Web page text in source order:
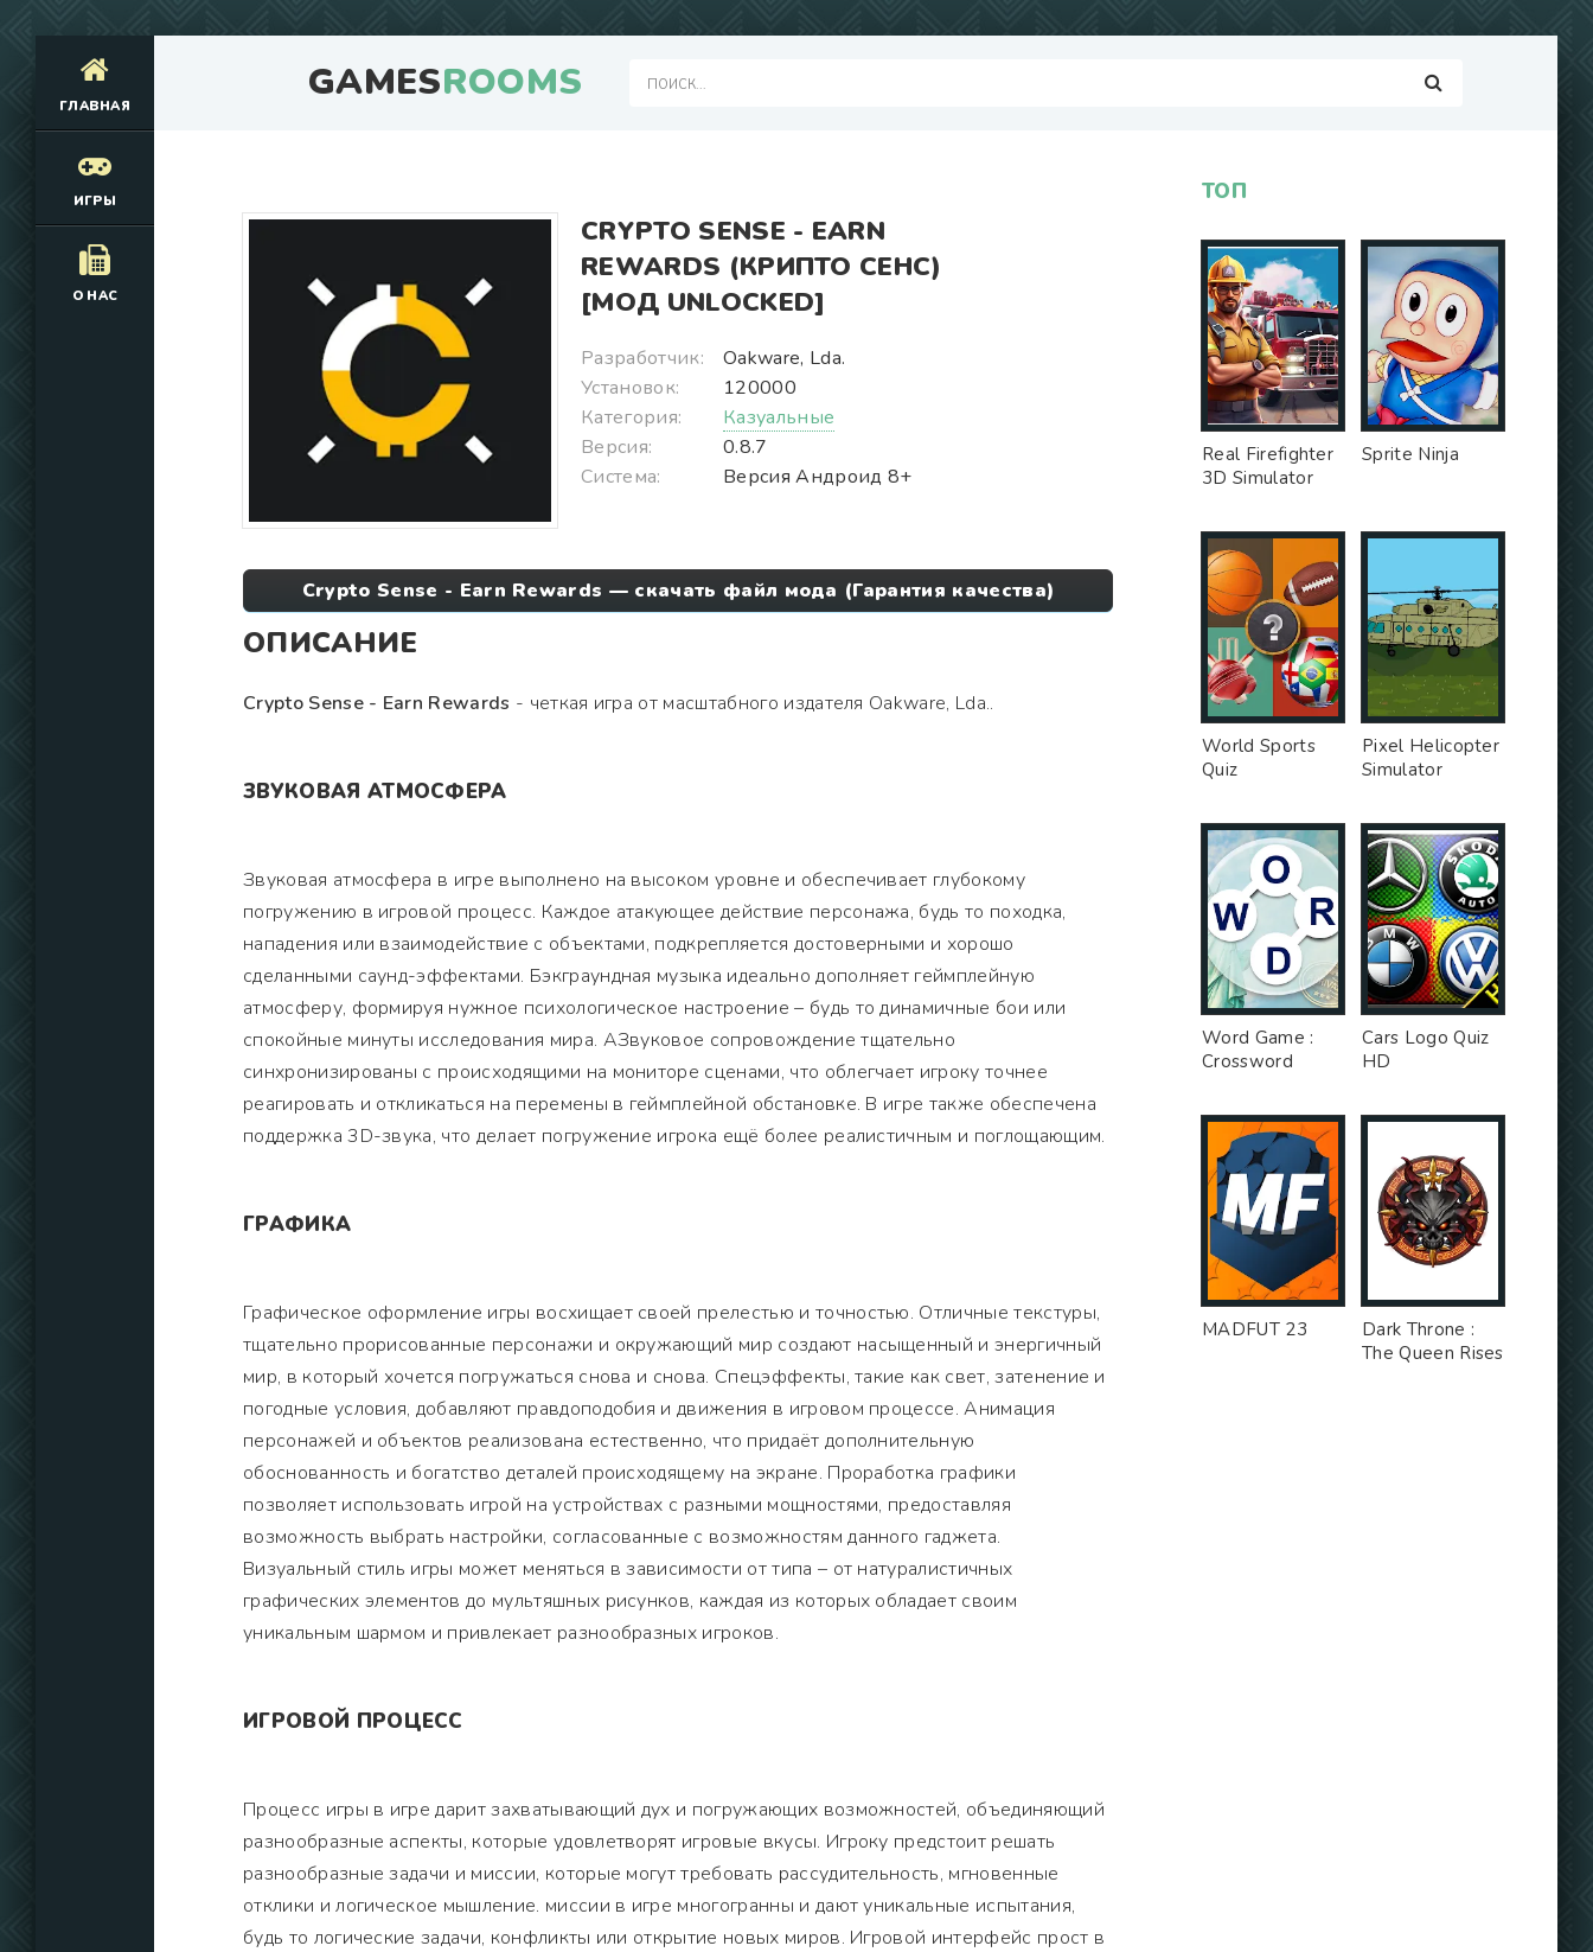
GAMESROOMS
ГЛАВНАЯ
ИГРЫ
О НАС
CRYPTO SENSE - EARN
REWARDS (КРИПТО СЕНС)
[МОД UNLOCKED]
Разработчик:
Oakware, Lda.
Установок:
120000
Категория:
Казуальные
Версия:
0.8.7
Система:
Версия Андроид 8+
Crypto Sense - Earn Rewards — скачать файл мода (Гарантия качества)
ОПИСАНИЕ
Crypto Sense - Earn Rewards - четкая игра от масштабного издателя Oakware, Lda..
ЗВУКОВАЯ АТМОСФЕРА
Звуковая атмосфера в игре выполнено на высоком уровне и обеспечивает глубокому
погружению в игровой процесс. Каждое атакующее действие персонажа, будь то походка,
нападения или взаимодействие с объектами, подкрепляется достоверными и хорошо
сделанными саунд-эффектами. Бэкграундная музыка идеально дополняет геймплейную
атмосферу, формируя нужное психологическое настроение – будь то динамичные бои или
спокойные минуты исследования мира. АЗвуковое сопровождение тщательно
синхронизированы с происходящими на мониторе сценами, что облегчает игроку точнее
реагировать и откликаться на перемены в геймплейной обстановке. В игре также обеспечена
поддержка 3D-звука, что делает погружение игрока ещё более реалистичным и поглощающим.
ГРАФИКА
Графическое оформление игры восхищает своей прелестью и точностью. Отличные текстуры,
тщательно прорисованные персонажи и окружающий мир создают насыщенный и энергичный
мир, в который хочется погружаться снова и снова. Спецэффекты, такие как свет, затенение и
погодные условия, добавляют правдоподобия и движения в игровом процессе. Анимация
персонажей и объектов реализована естественно, что придаёт дополнительную
обоснованность и богатство деталей происходящему на экране. Проработка графики
позволяет использовать игрой на устройствах с разными мощностями, предоставляя
возможность выбрать настройки, согласованные с возможностям данного гаджета.
Визуальный стиль игры может меняться в зависимости от типа – от натуралистичных
графических элементов до мультяшных рисунков, каждая из которых обладает своим
уникальным шармом и привлекает разнообразных игроков.
ИГРОВОЙ ПРОЦЕСС
Процесс игры в игре дарит захватывающий дух и погружающих возможностей, объединяющий
разнообразные аспекты, которые удовлетворят игровые вкусы. Игроку предстоит решать
разнообразные задачи и миссии, которые могут требовать рассудительность, мгновенные
отклики и логическое мышление. миссии в игре многогранны и дают уникальные испытания,
будь то логические задачи, конфликты или открытие новых миров. Игровой интерфейс прост в
ТОП
Real Firefighter
3D Simulator
Sprite Ninja
World Sports
Quiz
Pixel Helicopter
Simulator
Word Game :
Crossword
Cars Logo Quiz
HD
MADFUT 23
Dark Throne :
The Queen Rises